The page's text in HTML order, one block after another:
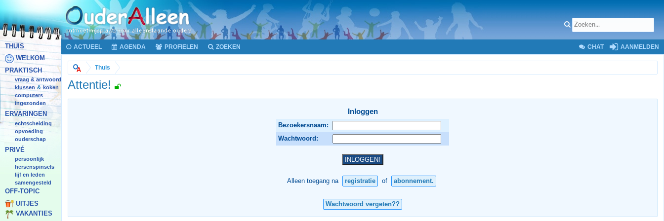
THUIS
WELKOM
PRAKTISCH
vraag & antwoord
klussen & koken
computers
ingezonden
ERVARINGEN
echtscheiding
opvoeding
ouderschap
PRIVÉ
persoonlijk
hersenspinsels
lijf en leden
samengesteld
OFF-TOPIC
UITJES
VAKANTIES
ACTUEEL AGENDA PROFIELEN ZOEKEN CHAT AANMELDEN
Thuis
Attentie!
Inloggen
Bezoekersnaam:
Wachtwoord:
Alleen toegang na registratie of abonnement.
Wachtwoord vergeten??